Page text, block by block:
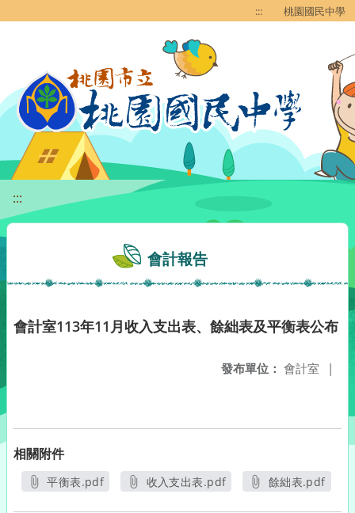
::: 桃園國民中學
:::
會計報告
會計室113年11月收入支出表、餘絀表及平衡表公布
發布單位： 會計室 |
相關附件
平衡表.pdf
收入支出表.pdf
餘絀表.pdf